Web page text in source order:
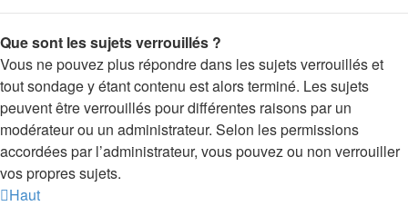
Que sont les sujets verrouillés ?
Vous ne pouvez plus répondre dans les sujets verrouillés et
tout sondage y étant contenu est alors terminé. Les sujets
peuvent être verrouillés pour différentes raisons par un
modérateur ou un administrateur. Selon les permissions
accordées par l’administrateur, vous pouvez ou non verrouiller
vos propres sujets.
Haut